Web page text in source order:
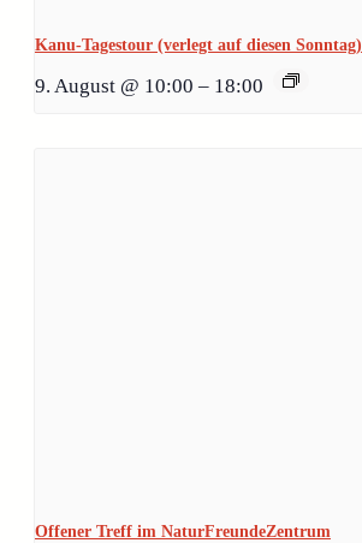
Kanu-Tagestour (verlegt auf diesen Sonntag)
9. August @ 10:00 – 18:00
Offener Treff im NaturFreundeZentrum